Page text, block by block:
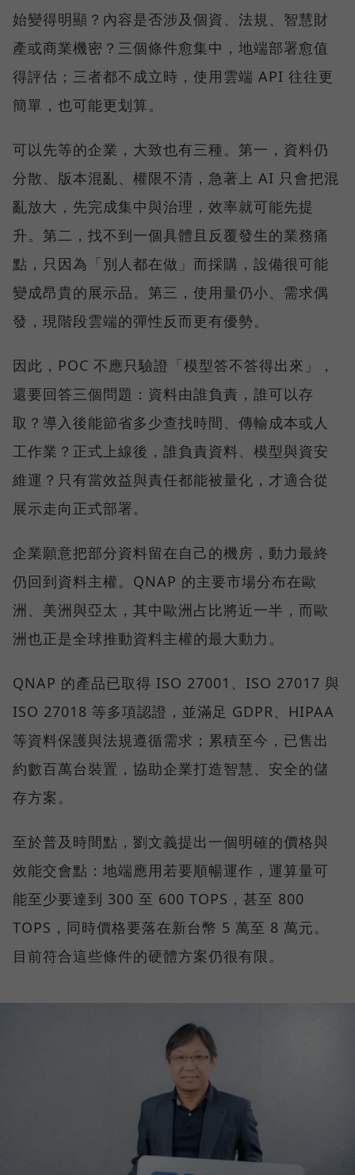
始變得明顯？內容是否涉及個資、法規、智慧財
產或商業機密？三個條件愈集中，地端部署愈值
得評估；三者都不成立時，使用雲端 API 往往更
簡單，也可能更划算。
可以先等的企業，大致也有三種。第一，資料仍
分散、版本混亂、權限不清，急著上 AI 只會把混
亂放大，先完成集中與治理，效率就可能先提
升。第二，找不到一個具體且反覆發生的業務痛
點，只因為「別人都在做」而採購，設備很可能
變成昂貴的展示品。第三，使用量仍小、需求偶
發，現階段雲端的彈性反而更有優勢。
因此，POC 不應只驗證「模型答不答得出來」，
還要回答三個問題：資料由誰負責，誰可以存
取？導入後能節省多少查找時間、傳輸成本或人
工作業？正式上線後，誰負責資料、模型與資安
維運？只有當效益與責任都能被量化，才適合從
展示走向正式部署。
企業願意把部分資料留在自己的機房，動力最終
仍回到資料主權。QNAP 的主要市場分布在歐
洲、美洲與亞太，其中歐洲占比將近一半，而歐
洲也正是全球推動資料主權的最大動力。
QNAP 的產品已取得 ISO 27001、ISO 27017 與
ISO 27018 等多項認證，並滿足 GDPR、HIPAA
等資料保護與法規遵循需求；累積至今，已售出
約數百萬台裝置，協助企業打造智慧、安全的儲
存方案。
至於普及時間點，劉文義提出一個明確的價格與
效能交會點：地端應用若要順暢運作，運算量可
能至少要達到 300 至 600 TOPS，甚至 800
TOPS，同時價格要落在新台幣 5 萬至 8 萬元。
目前符合這些條件的硬體方案仍很有限。